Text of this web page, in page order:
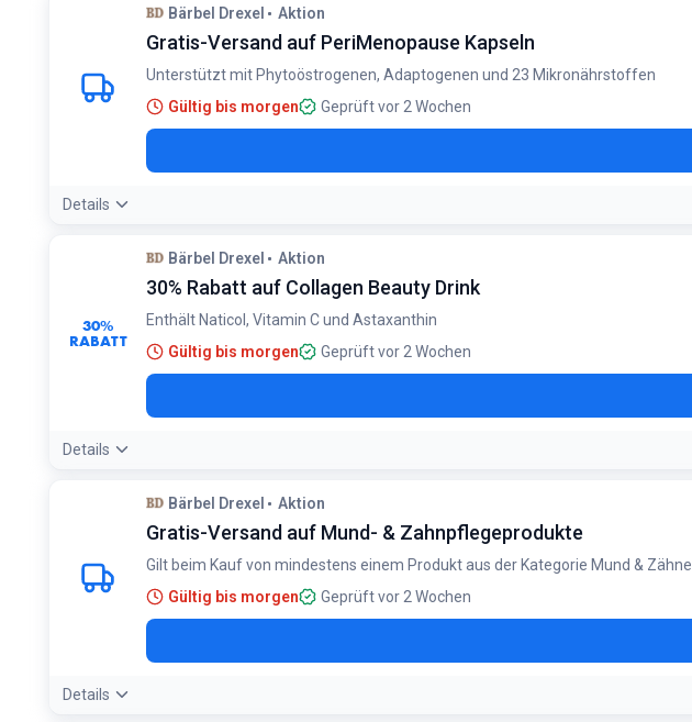
Bärbel Drexel Aktion
Gratis-Versand auf PeriMenopause Kapseln
Unterstützt mit Phytoöstrogenen, Adaptogenen und 23 Mikronährstoffen
Gültig bis morgen
Geprüft vor 2 Wochen
Details
30%
RABATT
Bärbel Drexel Aktion
30% Rabatt auf Collagen Beauty Drink
Enthält Naticol, Vitamin C und Astaxanthin
Gültig bis morgen
Geprüft vor 2 Wochen
Details
Bärbel Drexel Aktion
Gratis-Versand auf Mund- & Zahnpflegeprodukte
Gilt beim Kauf von mindestens einem Produkt aus der Kategorie Mund & Zähne
Gültig bis morgen
Geprüft vor 2 Wochen
Details